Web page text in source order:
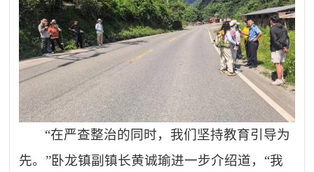
“在严查整治的同时，我们坚持教育引导为
先。”卧龙镇副镇长黄诚瑜进一步介绍道，“我